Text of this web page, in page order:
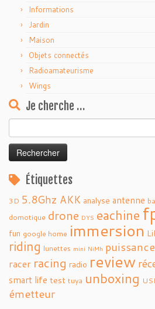
Informations
Jardin
Maison
Objets connectés
Radioamateurisme
Wings
Je cherche …
Étiquettes
3D 5.8Ghz AKK analyse antenne
domotique drone DYS eachine
fun google home immersion
riding lunettes mini NiMh puissance
racer racing radio review
smart life test tuya unboxing
émetteur